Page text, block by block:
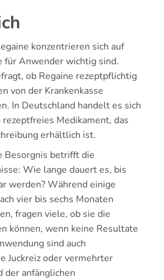
konzentrieren sich auf
für Anwender wichtig sind.
ob Regaine rezeptpflichtig
von der Krankenkasse
In Deutschland handelt es sich
Medikament, das
erhältlich ist.
Besorgnis betrifft die
Wie lange dauert es, bis
werden? Während einige
vier bis sechs Monaten
fragen viele, ob sie die
können, wenn keine Resultate
sind auch
Juckreiz oder vermehrter
der anfänglichen